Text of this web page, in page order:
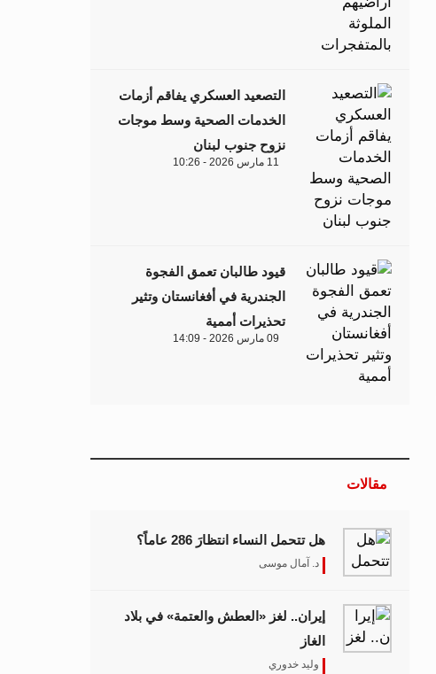
التصعيد العسكري يفاقم أزمات
الخدمات الصحية وسط موجات
نزوح جنوب لبنان
11 مارس 2026 - 10:26
قيود طالبان تعمق الفجوة
الجندرية في أفغانستان وتثير
تحذيرات أممية
09 مارس 2026 - 14:09
مقالات
هل تتحمل النساء انتظارَ 286 عاماً؟
د. آمال موسى
إيران.. لغز «العطش والعتمة» في بلاد
الغاز
وليد خدوري